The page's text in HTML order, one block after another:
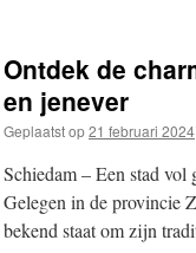
Ontdek de
en jenever
Geplaatst op21 februari 2024
Schiedam – Een stad vol
Gelegen in de provincie
bekend staat om zijn